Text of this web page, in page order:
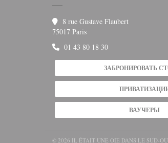
8 rue Gustave Flaubert
75017 Paris((открывается в новом
01 43 80 18 30
ЗАБРОНИРОВАТЬ
ВАУЧЕРЫ
© 2026 IL ÉTAIT UNE OIE DANS LE